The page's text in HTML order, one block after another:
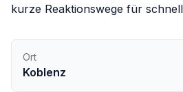
kurze Reaktionswege für
Ort
Koblenz